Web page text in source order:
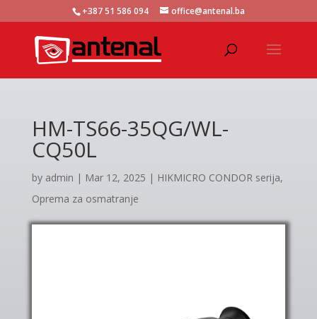
+387 51 586 094 office@antenal.ba
HM-TS66-35QG/WL-
CQ50L
by admin | Mar 12, 2025 | HIKMICRO CONDOR serija,
Oprema za osmatranje